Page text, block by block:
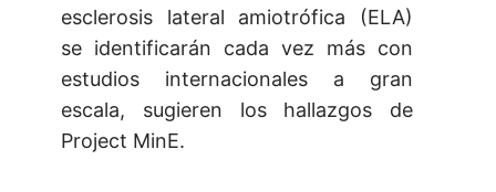
esclerosis lateral amiotrófica (ELA)
se identificarán cada vez más con
estudios internacionales a gran
escala, sugieren los hallazgos de
Project MinE.